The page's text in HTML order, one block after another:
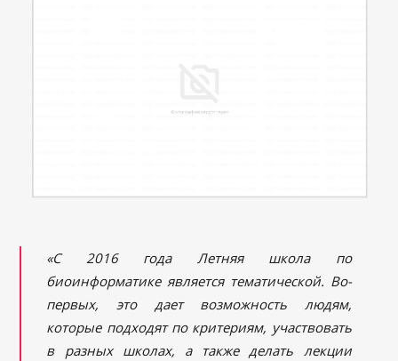
«С 2016 года Летняя школа по
биоинформатике является тематической. Во-
первых, это дает возможность людям,
которые подходят по критериям, участвовать
в разных школах, а также делать лекции